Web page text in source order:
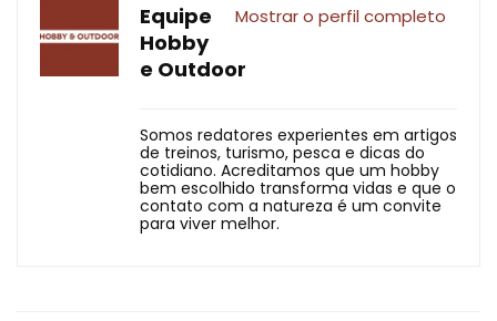
Mostrar o perfil completo
Equipe
Hobby
e Outdoor
Somos redatores experientes em artigos
de treinos, turismo, pesca e dicas do
cotidiano. Acreditamos que um hobby
bem escolhido transforma vidas e que o
contato com a natureza é um convite
para viver melhor.